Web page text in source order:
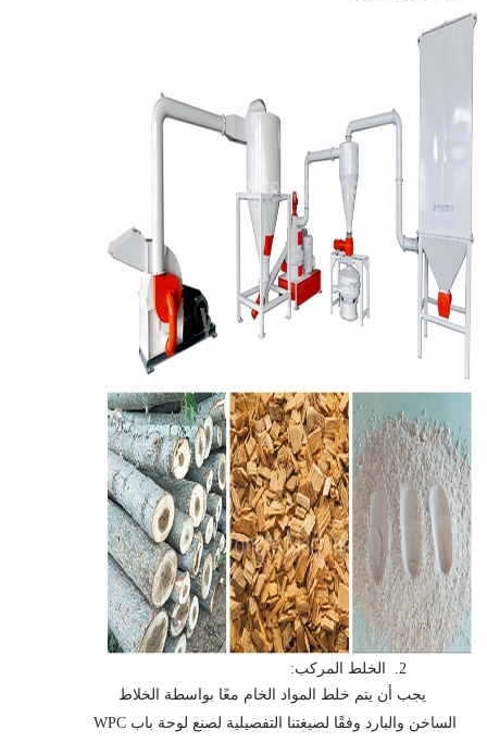
2.
الخلط المركب:
يجب أن يتم خلط المواد الخام معًا بواسطة الخلاط
الساخن والبارد وفقًا لصيغتنا التفصيلية لصنع لوحة باب WPC